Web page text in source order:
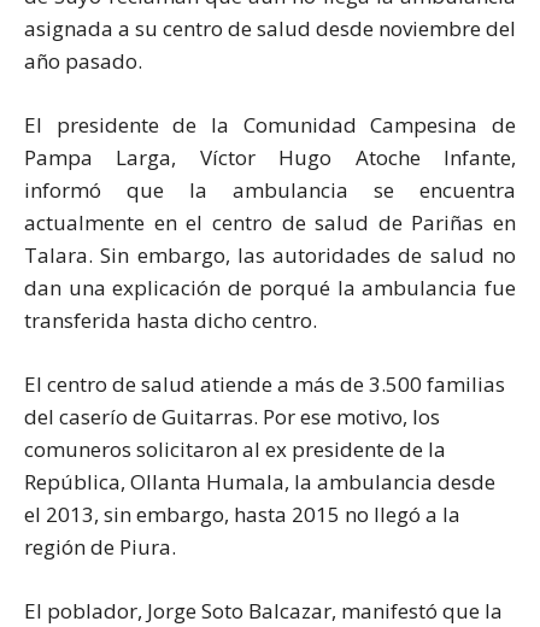
asignada a su centro de salud desde noviembre del
año pasado.
El presidente de la Comunidad Campesina de
Pampa Larga, Víctor Hugo Atoche Infante,
informó que la ambulancia se encuentra
actualmente en el centro de salud de Pariñas en
Talara. Sin embargo, las autoridades de salud no
dan una explicación de porqué la ambulancia fue
transferida hasta dicho centro.
El centro de salud atiende a más de 3.500 familias
del caserío de Guitarras. Por ese motivo, los
comuneros solicitaron al ex presidente de la
República, Ollanta Humala, la ambulancia desde
el 2013, sin embargo, hasta 2015 no llegó a la
región de Piura.
El poblador, Jorge Soto Balcazar, manifestó que la